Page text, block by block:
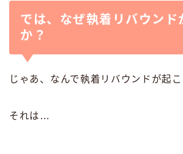
では、なぜ執着リバウンド
か？
じゃあ、なんで執着リバウンドが起こ
それは…